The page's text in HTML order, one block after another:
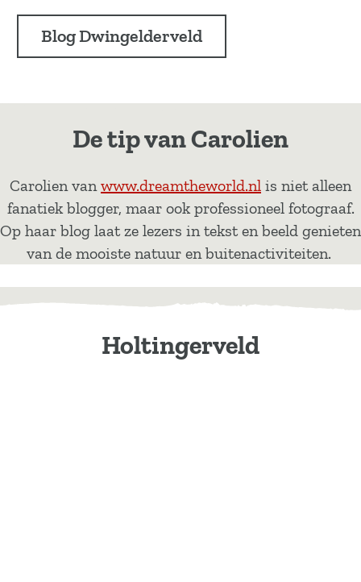
Blog Dwingelderveld
De tip van Carolien
Carolien vanwww.dreamtheworld.nl is niet alleen
fanatiek blogger, maar ook professioneel fotograaf.
Op haar blog laat ze lezers in tekst en beeld genieten
van de mooiste natuur en buitenactiviteiten.
Holtingerveld